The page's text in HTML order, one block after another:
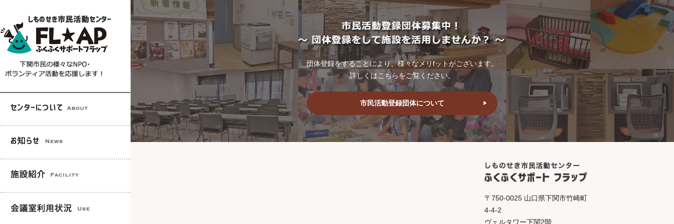
団体登録をすることにより、様々なメリfットがございます。
詳しくはこちらをご覧ください。
市民活動登録団体について
〒750-0025 山口県下関市竹崎町
4-4-2
ヴェルタワー下関2階